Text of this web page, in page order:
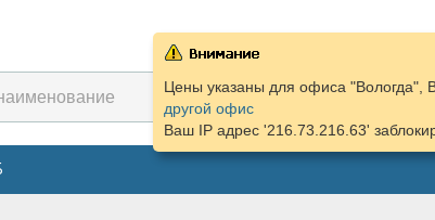
Цены указаны для офиса "Вологда",
другой офис
Ваш IP адрес '216.73.216.63'